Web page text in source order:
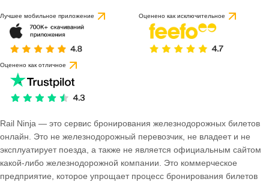
Лучшее мобильное приложение Оценено как исключительное
Оценено как отличное
Rail Ninja — это сервис бронирования железнодорожных билетов
онлайн. Это не железнодорожный перевозчик, не владеет и не
эксплуатирует поезда, а также не является официальным сайтом
какой-либо железнодорожной компании. Это коммерческое
предприятие, которое упрощает процесс бронирования билетов